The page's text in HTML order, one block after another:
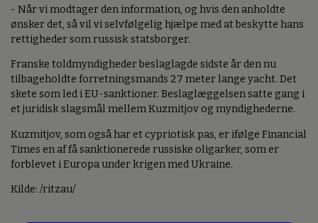
- Når vi modtager den information, og hvis den anholdte
ønsker det, så vil vi selvfølgelig hjælpe med at beskytte hans
rettigheder som russisk statsborger.
Franske toldmyndigheder beslaglagde sidste år den nu
tilbageholdte forretningsmands 27 meter lange yacht. Det
skete som led i EU-sanktioner. Beslaglæggelsen satte gang i
et juridisk slagsmål mellem Kuzmitjov og myndighederne.
Kuzmitjov, som også har et cypriotisk pas, er ifølge Financial
Times en af få sanktionerede russiske oligarker, som er
forblevet i Europa under krigen med Ukraine.
Kilde: /ritzau/